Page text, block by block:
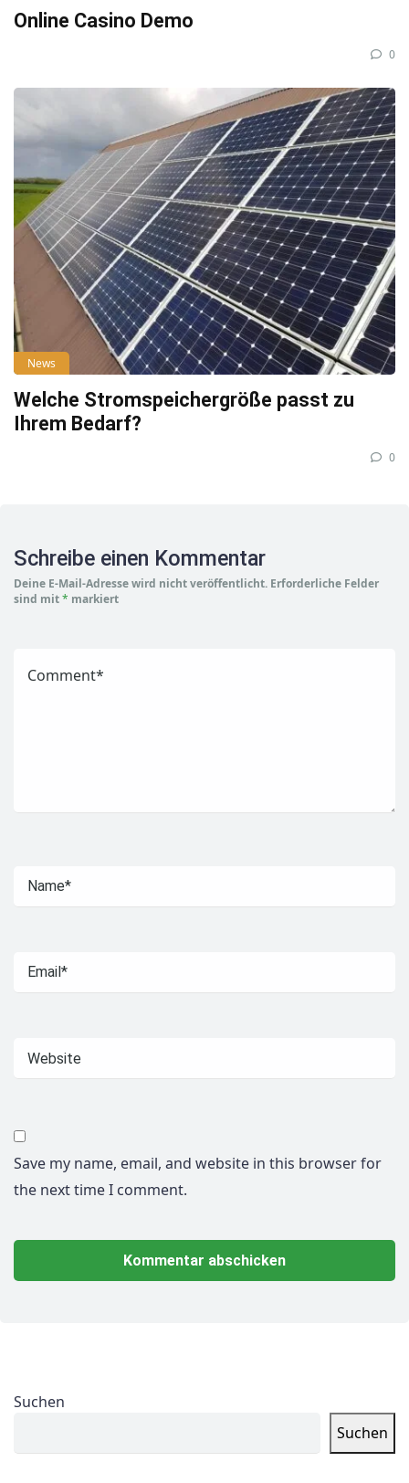
Online Casino Demo
0
News
Welche Stromspeichergröße passt zu
Ihrem Bedarf?
0
Schreibe einen Kommentar
Deine E-Mail-Adresse wird nicht veröffentlicht. Erforderliche Felder
sind mit* markiert
Save my name, email, and website in this browser for
the next time I comment.
Suchen
Suchen